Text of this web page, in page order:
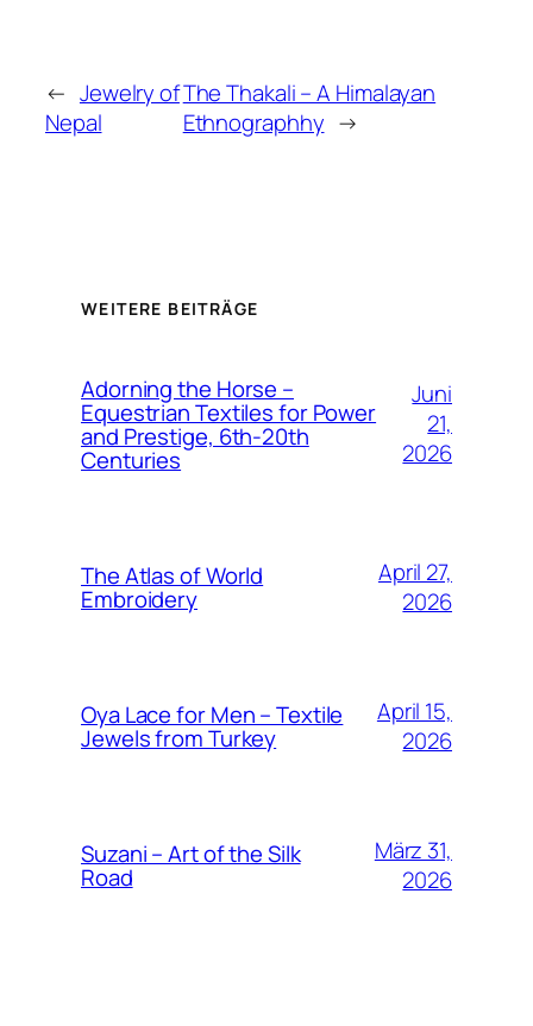
← Jewelry of
Nepal
The Thakali – A Himalayan
Ethnographhy →
WEITERE BEITRÄGE
Adorning the Horse –
Equestrian Textiles for Power
and Prestige, 6th-20th
Centuries
Juni
21,
2026
The Atlas of World
Embroidery
April 27,
2026
Oya Lace for Men – Textile
Jewels from Turkey
April 15,
2026
Suzani – Art of the Silk
Road
März 31,
2026